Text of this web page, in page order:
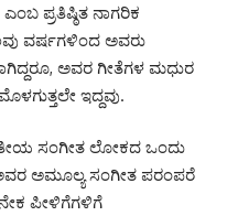
ಪ್ರತಿಷ್ಠಿತ ನಾಗರಿಕ
ವರ್ಷಗಳಿಂದ ಅವರು
ಅವರ ಗೀತೆಗಳ ಮಧುರ
ಇದ್ದವು.
ಸಂಗೀತ ಲೋಕದ ಒಂದು
ಅಮೂಲ್ಯ ಸಂಗೀತ ಪರಂಪರೆ
ಪೀಳಿಗೆಗಳಿಗೆ